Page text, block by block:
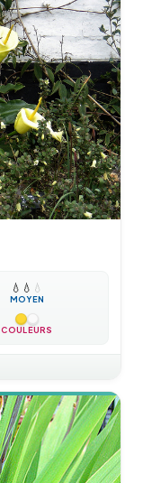
💧 💧 💧
MOYEN
COULEURS